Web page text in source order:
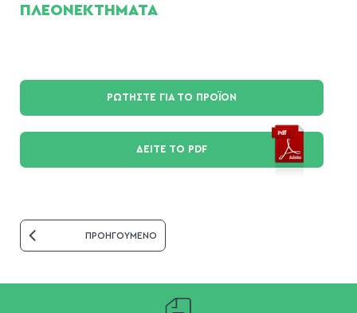
ΠΛΕΟΝΕΚΤΗΜΑΤΑ
ΡΩΤΗΣΤΕ ΓΙΑ ΤΟ ΠΡΟΪΟΝ
ΔΕΙΤΕ ΤΟ PDF
ΠΡΟΗΓΟΥΜΕΝΟ